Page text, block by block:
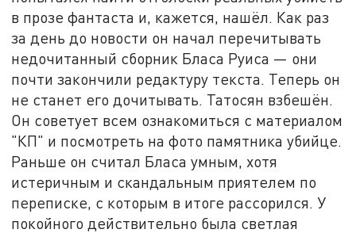
в прозе фантаста и, кажется, нашёл. Как раз
за день до новости он начал перечитывать
недочитанный сборник Бласа Руиса — они
почти закончили редактуру текста. Теперь он
не станет его дочитывать. Татосян взбешён.
Он советует всем ознакомиться с материалом
"КП" и посмотреть на фото памятника убийце.
Раньше он считал Бласа умным, хотя
истеричным и скандальным приятелем по
переписке, с которым в итоге рассорился. У
покойного действительно была светлая